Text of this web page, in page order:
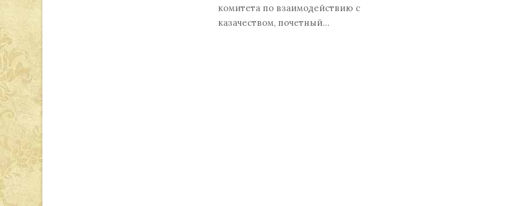
комитета по взаимодействию с
казачеством, почетный…